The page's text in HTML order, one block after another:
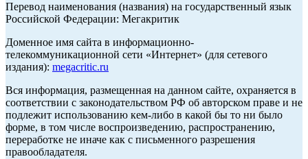
Перевод наименования (названия) на государственный язык
Российской Федерации: Мегакритик
Доменное имя сайта в информационно-
телекоммуникационной сети «Интернет» (для сетевого
издания): megacritic.ru
Вся информация, размещенная на данном сайте, охраняется в
соответствии с законодательством РФ об авторском праве и не
подлежит использованию кем-либо в какой бы то ни было
форме, в том числе воспроизведению, распространению,
переработке не иначе как с письменного разрешения
правообладателя.